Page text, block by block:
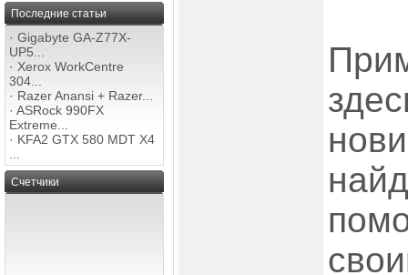
Последние статьи
· Gigabyte GA-Z77X-
UP5...
· Xerox WorkCentre
304...
· Razer Anansi + Razer...
· ASRock 990FX
Extreme...
· KFA2 GTX 580 MDT X4
Счетчики